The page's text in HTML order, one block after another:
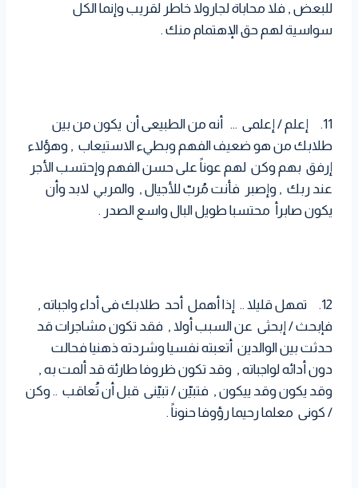
للبعض , فلا محاباة لجارولا خاطر لقريب وإنما الكل
سواسية لهم حق الإهتمام منك .
11. إعلم / إعلمى … أنه من الطبيعى أن يكون من بين
طلابك من هو ضعيف الفهم وبطيء الاستيعاب , وهؤلاء
إرفق بهم وكن لهم عوناً على حسن الفهم وإحتسب الأجر
عند ربك , وإصبر فأنت مُربّ للأجيال , والمربي لابد وأن
يكون صابرأ محتسبا طويل البال واسع الصدر .
12. تمهل قليلا .. إذا أهمل أحد طلابك فى أداء واجباته ,
فإبحث / إبحثى عن السبب أولا , فقد تكون مشاجرات قد
حدثت بين الوالدين أتعبته نفسيا وشردته ذهنيا فحالت
دون أدائه لواجباته , وقد تكون ظروفا طارئة قد ألمت به ,
وقد يكون وقد ييكون , فتبيّن / تبيّنى قبل أن تُعاقب .. وكن
/ كونى معلما رحيما رؤوفا حنوناً .